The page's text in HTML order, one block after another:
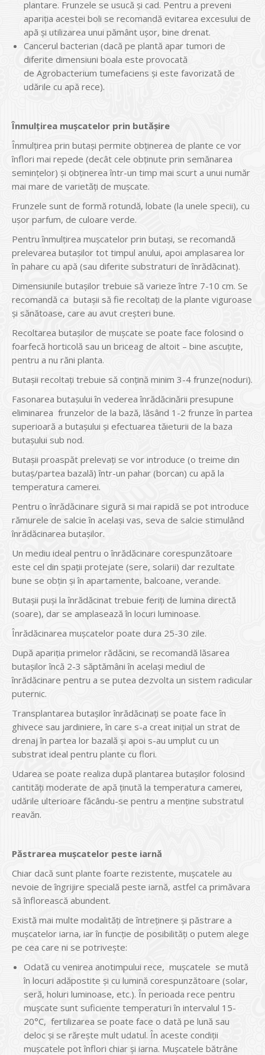
plantare. Frunzele se usucă și cad. Pentru a preveni
apariția acestei boli se recomandă evitarea excesului de
apă și utilizarea unui pământ ușor, bine drenat.
Cancerul bacterian (dacă pe plantă apar tumori de
diferite dimensiuni boala este provocată
de Agrobacterium tumefaciens și este favorizată de
udările cu apă rece).
Înmulțirea mușcatelor prin butășire
Înmulțirea prin butași permite obținerea de plante ce vor
înflori mai repede (decât cele obținute prin semănarea
semințelor) și obținerea într-un timp mai scurt a unui număr
mai mare de varietăți de mușcate.
Frunzele sunt de formă rotundă, lobate (la unele specii), cu
ușor parfum, de culoare verde.
Pentru înmulțirea mușcatelor prin butași, se recomandă
prelevarea butașilor tot timpul anului, apoi amplasarea lor
în pahare cu apă (sau diferite substraturi de înrădăcinat).
Dimensiunile butașilor trebuie să varieze între 7-10 cm. Se
recomandă ca butașii să fie recoltați de la plante viguroase
și sănătoase, care au avut creșteri bune.
Recoltarea butașilor de mușcate se poate face folosind o
foarfecă horticolă sau un briceag de altoit – bine ascuțite,
pentru a nu răni planta.
Butașii recoltați trebuie să conțină minim 3-4 frunze(noduri).
Fasonarea butașului în vederea înrădăcinării presupune
eliminarea frunzelor de la bază, lăsând 1-2 frunze în partea
superioară a butașului și efectuarea tăieturii de la baza
butașului sub nod.
Butașii proaspăt prelevați se vor introduce (o treime din
butaș/partea bazală) într-un pahar (borcan) cu apă la
temperatura camerei.
Pentru o înrădăcinare sigură si mai rapidă se pot introduce
rămurele de salcie în același vas, seva de salcie stimulând
înrădăcinarea butașilor.
Un mediu ideal pentru o înrădăcinare corespunzătoare
este cel din spații protejate (sere, solarii) dar rezultate
bune se obțin și în apartamente, balcoane, verande.
Butașii puși la înrădăcinat trebuie feriți de lumina directă
(soare), dar se amplasează în locuri luminoase.
Înrădăcinarea mușcatelor poate dura 25-30 zile.
După apariția primelor rădăcini, se recomandă lăsarea
butașilor încă 2-3 săptămâni în același mediul de
înrădăcinare pentru a se putea dezvolta un sistem radicular
puternic.
Transplantarea butașilor înrădăcinați se poate face în
ghivece sau jardiniere, în care s-a creat inițial un strat de
drenaj în partea lor bazală și apoi s-au umplut cu un
substrat ideal pentru plante cu flori.
Udarea se poate realiza după plantarea butașilor folosind
cantități moderate de apă ținută la temperatura camerei,
udările ulterioare făcându-se pentru a menține substratul
reavăn.
Păstrarea mușcatelor peste iarnă
Chiar dacă sunt plante foarte rezistente, muşcatele au
nevoie de îngrijire specială peste iarnă, astfel ca primăvara
să înflorească abundent.
Există mai multe modalități de întreținere și păstrare a
mușcatelor iarna, iar în funcție de posibilități o putem alege
pe cea care ni se potrivește:
Odată cu venirea anotimpului rece, mușcatele se mută
în locuri adăpostite și cu lumină corespunzătoare (solar,
seră, holuri luminoase, etc.). În perioada rece pentru
mușcate sunt suficiente temperaturi în intervalul 15-
20°C, fertilizarea se poate face o dată pe lună sau
deloc și se rărește mult udatul. În aceste condiții
mușcatele pot înflori chiar și iarna. Mușcatele bătrâne